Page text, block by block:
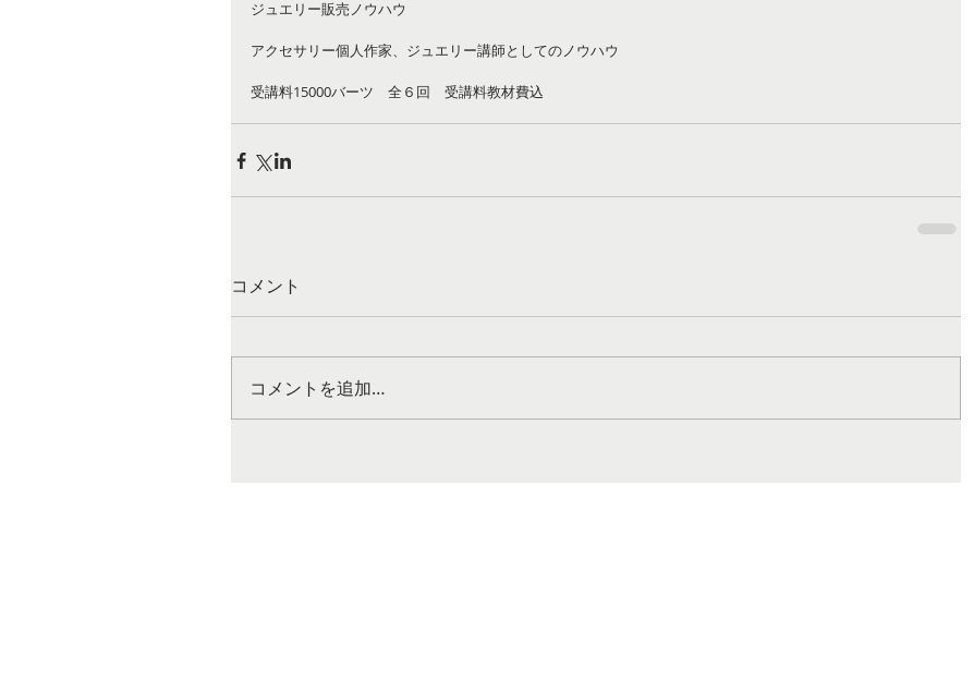
ジュエリー販売ノウハウ
アクセサリー個人作家、ジュエリー講師としてのノウハウ
受講料15000バーツ　全６回　受講料教材費込
コメント
コメントを追加…